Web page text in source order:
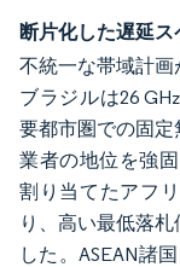
断片化した遅延
不統一な帯域計画
ブラジルは26
要都市圏での固
業者の地位を強
割り当てたアフ
り、高い最低落
した。ASEAN諸